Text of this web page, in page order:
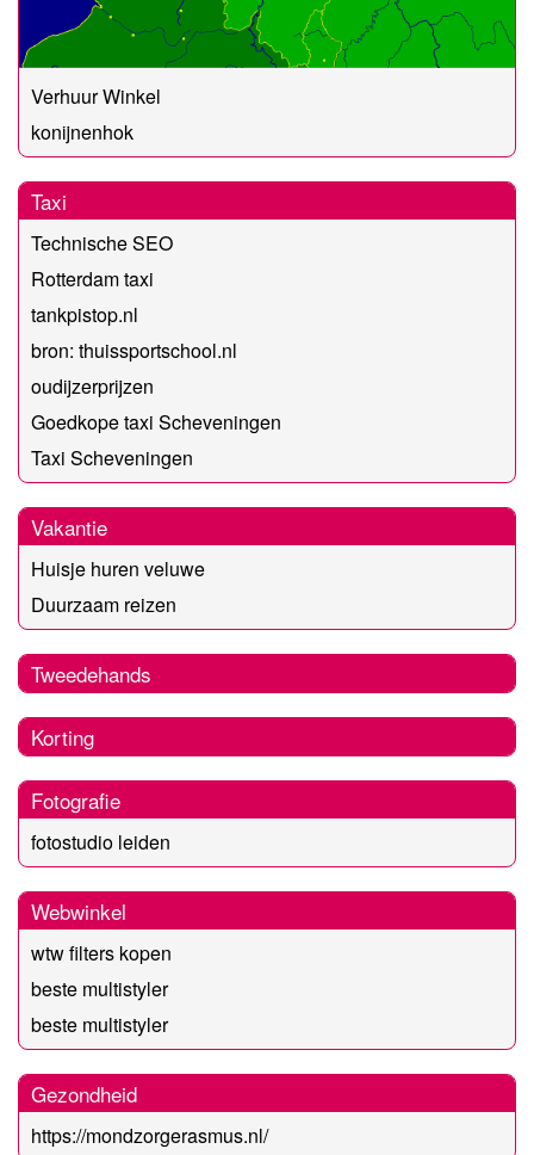
Verhuur Winkel
konijnenhok
Taxi
Technische SEO
Rotterdam taxi
tankpistop.nl
bron: thuissportschool.nl
oudijzerprijzen
Goedkope taxi Scheveningen
Taxi Scheveningen
Vakantie
Huisje huren veluwe
Duurzaam reizen
Tweedehands
Korting
Fotografie
fotostudio leiden
Webwinkel
wtw filters kopen
beste multistyler
beste multistyler
Gezondheid
https://mondzorgerasmus.nl/